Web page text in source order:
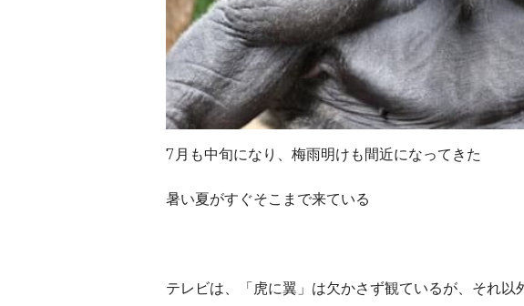
7月も中旬になり、梅雨明けも間近になってきた
暑い夏がすぐそこまで来ている
テレビは、「虎に翼」は欠かさず観ているが、それ以